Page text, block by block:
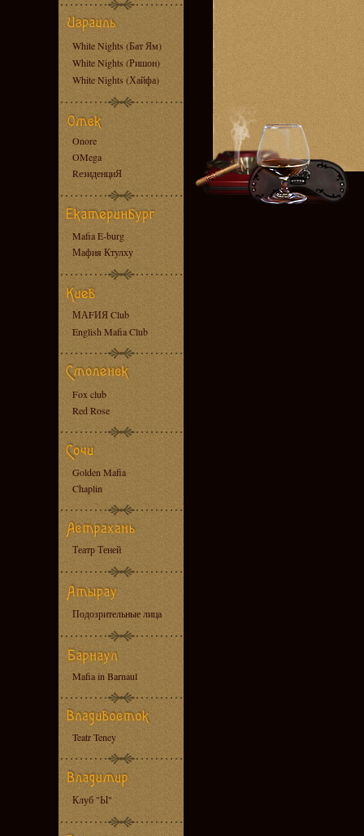
White Nights (Бат Ям)
White Nights (Ришон)
White Nights (Хайфа)
Onore
OMega
RезиденциЯ
Mafia E-burg
Мафия Ктулху
МАFИЯ Club
English Mafia Club
Fox club
Red Rose
Golden Mafia
Chaplin
Театр Теней
Подозрительные лица
Mafia in Barnaul
Teatr Teney
Клуб "Ы"